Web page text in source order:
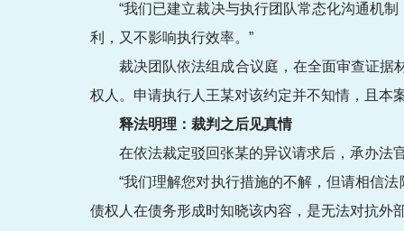
“我们已建立裁决与执行团队常态化沟通机
利，又不影响执行效率。”
裁决团队依法组成合议庭，在全面审查证据
权人。申请执行人王某对该约定并不知情，且本
释法明理：裁判之后见真情
在依法裁定驳回张某的异议请求后，承办法
“我们理解您对执行措施的不解，但请相信
债权人在债务形成时知晓该内容，是无法对抗外